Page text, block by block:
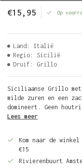
€15,95 Op
Land: Italië
Regio: Sicilië
Druif: Grillo
Siciliaanse Grillo
milde zuren en een
domineert. Geen
Lees meer
Kom naar de
€15
Rivierenbuurt